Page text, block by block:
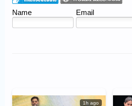
Name Email
1h ago